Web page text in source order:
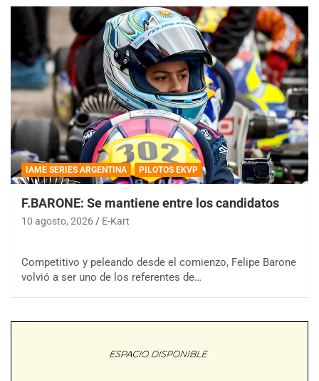
IAME SERIES ARGENTINA PILOTOS EKVP
F.BARONE: Se mantiene entre los candidatos
10 agosto, 2026 E-Kart
Competitivo y peleando desde el comienzo, Felipe Barone
volvió a ser uno de los referentes de…